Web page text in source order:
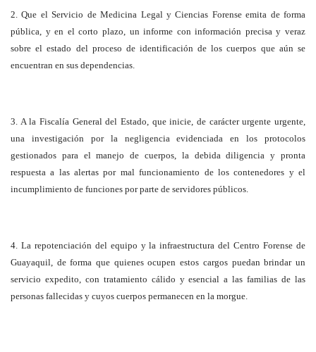
2. Que el Servicio de Medicina Legal y Ciencias Forense emita de forma
pública, y en el corto plazo, un informe con información precisa y veraz
sobre el estado del proceso de identificación de los cuerpos que aún se
encuentran en sus dependencias.
3. A la Fiscalía General del Estado, que inicie, de carácter urgente urgente,
una investigación por la negligencia evidenciada en los protocolos
gestionados para el manejo de cuerpos, la debida diligencia y pronta
respuesta a las alertas por mal funcionamiento de los contenedores y el
incumplimiento de funciones por parte de servidores públicos.
4. La repotenciación del equipo y la infraestructura del Centro Forense de
Guayaquil, de forma que quienes ocupen estos cargos puedan brindar un
servicio expedito, con tratamiento cálido y esencial a las familias de las
personas fallecidas y cuyos cuerpos permanecen en la morgue.